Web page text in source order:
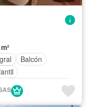
Balcón
Cuarto de servicio